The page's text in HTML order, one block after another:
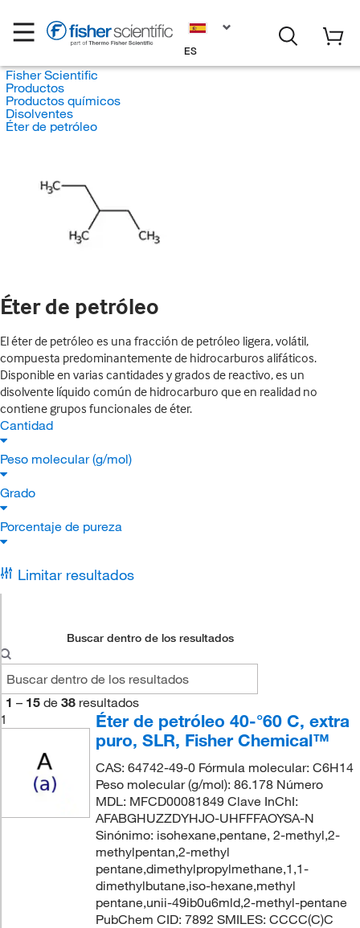
ES
Fisher Scientific
Productos
Productos químicos
Disolventes
Éter de petróleo
Éter de petróleo
El éter de petróleo es una fracción de petróleo ligera, volátil,
compuesta predominantemente de hidrocarburos alifáticos.
Disponible en varias cantidades y grados de reactivo, es un
disolvente líquido común de hidrocarburo que en realidad no
contiene grupos funcionales de éter.
Cantidad
Peso molecular (g/mol)
Grado
Porcentaje de pureza
Limitar resultados
Buscar dentro de los resultados
1 – 15 de 38 resultados
1
Éter de petróleo 40-°60 C, extra
puro, SLR, Fisher Chemical™
CAS: 64742-49-0 Fórmula molecular: C6H14
Peso molecular (g/mol): 86.178 Número
MDL: MFCD00081849 Clave InChI:
AFABGHUZZDYHJO-UHFFFAOYSA-N
Sinónimo: isohexane,pentane, 2-methyl,2-
methylpentan,2-methyl
pentane,dimethylpropylmethane,1,1-
dimethylbutane,iso-hexane,methyl
pentane,unii-49ib0u6mld,2-methyl-pentane
PubChem CID: 7892 SMILES: CCCC(C)C